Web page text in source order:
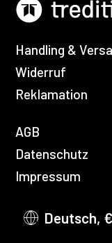
Handling &
Widerruf
Reklamation
AGB
Datenschutz
Impressum
Deutsch, €